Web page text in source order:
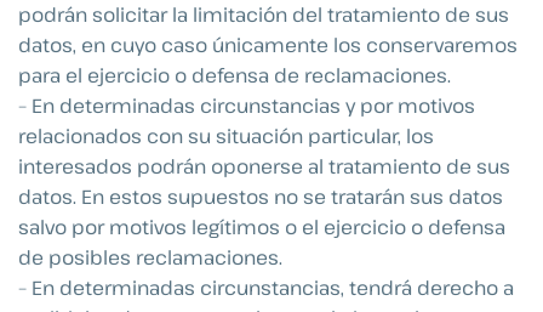
podrán solicitar la limitación del tratamiento de sus
datos, en cuyo caso únicamente los conservaremos
para el ejercicio o defensa de reclamaciones.
– En determinadas circunstancias y por motivos
relacionados con su situación particular, los
interesados podrán oponerse al tratamiento de sus
datos. En estos supuestos no se tratarán sus datos
salvo por motivos legítimos o el ejercicio o defensa
de posibles reclamaciones.
– En determinadas circunstancias, tendrá derecho a